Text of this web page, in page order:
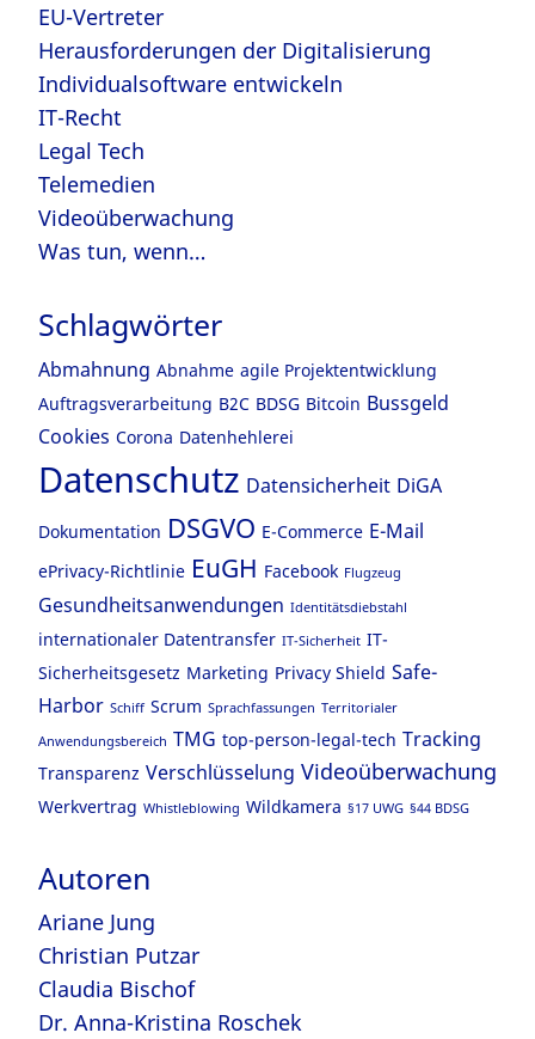
EU-Vertreter
Herausforderungen der Digitalisierung
Individualsoftware entwickeln
IT-Recht
Legal Tech
Telemedien
Videoüberwachung
Was tun, wenn…
Schlagwörter
Abmahnung Abnahme agile Projektentwicklung
Auftragsverarbeitung B2C BDSG Bitcoin Bussgeld
Cookies Corona Datenhehlerei
Datenschutz Datensicherheit DiGA
Dokumentation DSGVO E-Commerce E-Mail
ePrivacy-Richtlinie EuGH Facebook Flugzeug
Gesundheitsanwendungen Identitätsdiebstahl
internationaler Datentransfer IT-Sicherheit IT-
Sicherheitsgesetz Marketing Privacy Shield Safe-
Harbor Schiff Scrum Sprachfassungen Territorialer
Anwendungsbereich TMG top-person-legal-tech Tracking
Transparenz Verschlüsselung Videoüberwachung
Werkvertrag Whistleblowing Wildkamera §17 UWG §44 BDSG
Autoren
Ariane Jung
Christian Putzar
Claudia Bischof
Dr. Anna-Kristina Roschek